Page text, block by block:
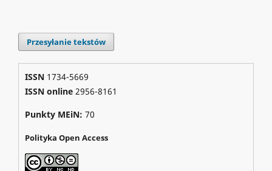
Przesyłanie tekstów
ISSN 1734-5669
ISSN online2956-8161
Punkty MEiN: 70
Polityka Open Access